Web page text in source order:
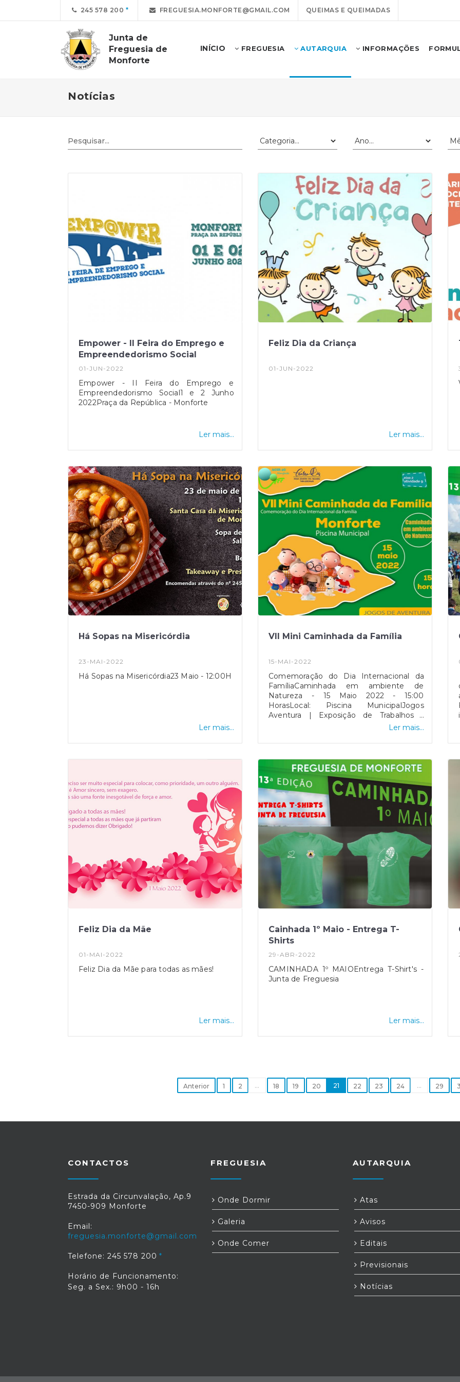
245 578 200 FREGUESIA.MONFORTE@GMAIL.COM QUEIMAS E QUEIMADAS
Junta de
Freguesia de
Monforte
INÍCIO FREGUESIA AUTARQUIA INFORMAÇÕES
Notícias
Empower - II Feira do Emprego e
Empreendedorismo Social
01-JUN-2022
Empower - II Feira do Emprego e
Empreendedorismo Social1 e 2 Junho
2022Praça da República - Monforte
Ler mais...
Feliz Dia da Criança
01-JUN-2022
Ler mais...
Há Sopas na Misericórdia
23-MAI-2022
Há Sopas na Misericórdia23 Maio - 12:00H
Ler mais...
VII Mini Caminhada da Família
15-MAI-2022
Comemoração do Dia Internacional da
FamíliaCaminhada em ambiente de
Natureza - 15 Maio 2022 - 15:00
HorasLocal: Piscina MunicipalJogos
Aventura | Exposição de Trabalhos |
Pintura de T-Shirt com a Família | Árvore
Faciais e Mascotes |
Ler mais...
Feliz Dia da Mãe
01-MAI-2022
Feliz Dia da Mãe para todas as mães!
Ler mais...
Cainhada 1º Maio - Entrega T-
Shirts
29-ABR-2022
CAMINHADA 1º MAIOEntrega T-Shirt's -
Junta de Freguesia
Ler mais...
Anterior 1 2 ... 18 19 20 21 22 23 24 ... 29
CONTACTOS
Estrada da Circunvalação, Ap.9
7450-909 Monforte
Email:
freguesia.monforte@gmail.com
Telefone: 245 578 200
Horário de Funcionamento:
Seg. a Sex.: 9h00 - 16h
FREGUESIA
Onde Dormir
Galeria
Onde Comer
AUTARQUIA
Atas
Avisos
Editais
Previsionais
Notícias